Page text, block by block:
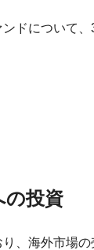
ドについて
投資
、海外市場